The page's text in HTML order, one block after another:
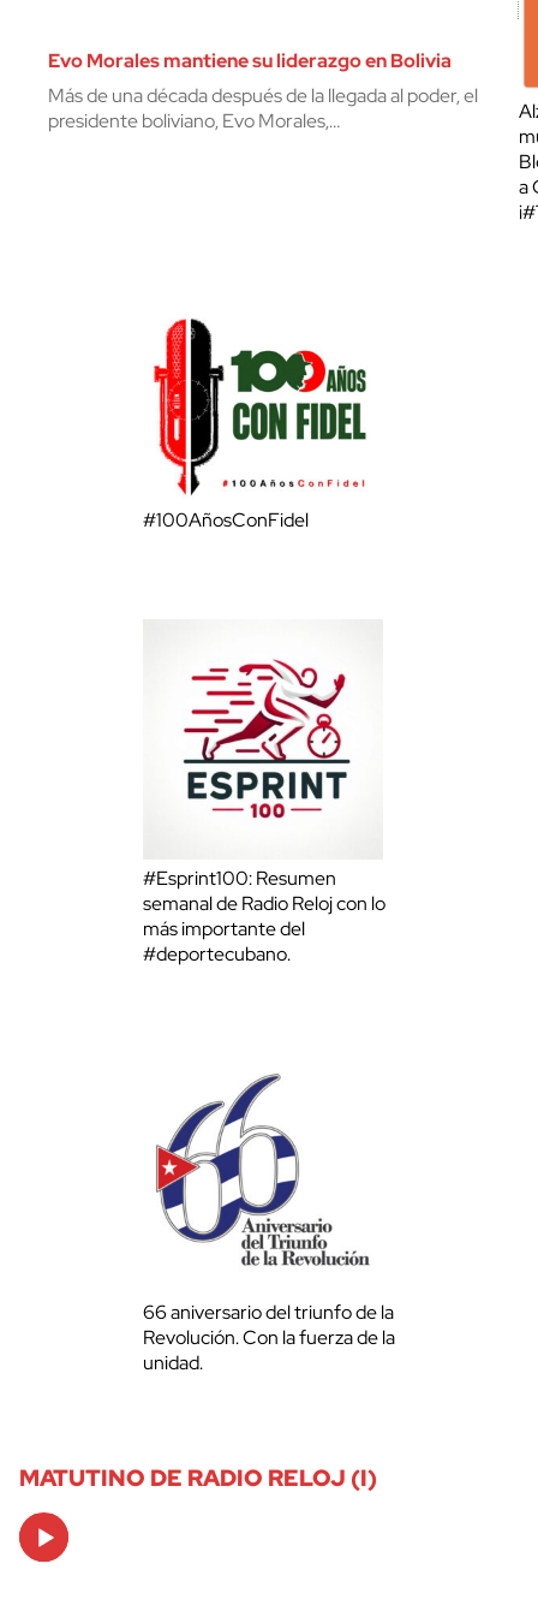
Evo Morales mantiene su liderazgo en Bolivia
Más de una década después de la llegada al poder, el
presidente boliviano, Evo Morales,…
a
#100AñosConFidel
#Esprint100: Resumen
semanal de Radio Reloj con lo
más importante del
#deportecubano.
66 aniversario del triunfo de la
Revolución. Con la fuerza de la
unidad.
MATUTINO DE RADIO RELOJ (I)
Audio
Player